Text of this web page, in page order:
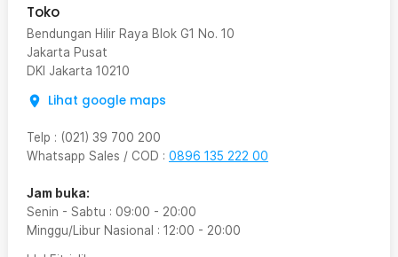
Toko
Bendungan Hilir Raya Blok G1 No. 10
Jakarta Pusat
DKI Jakarta 10210
Lihat google maps
Telp : (021) 39 700 200
Whatsapp Sales / COD : 0896 135 222 00
Jam buka:
Senin - Sabtu : 09:00 - 20:00
Minggu/Libur Nasional : 12:00 - 20:00